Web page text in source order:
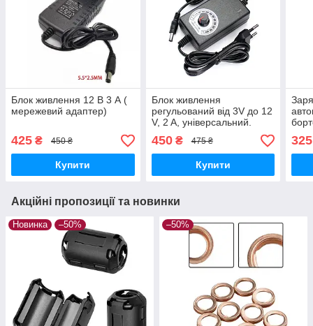
Блок живлення 12 В 3 А (
мережевий адаптер)
425 ₴ 450 ₴
Купити
Блок живлення
регульований від 3V до 12
V, 2 A, універсальний.
450₴ 475 ₴
Купити
325
Акційні пропозиції та новинки
Новинка –50% –50%